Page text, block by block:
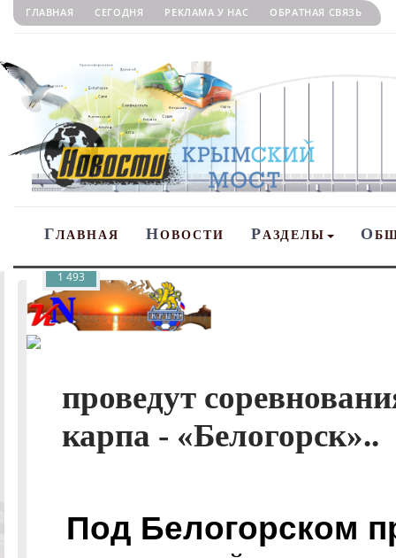
ГЛАВНАЯ СЕГОДНЯ РЕКЛАМА У НАС ОБРАТНАЯ СВЯЗЬ
ГЛАВНАЯ НОВОСТИ РАЗДЕЛЫ О
проведут
карпа - «Белогорск»..
Под Белогорском
1 493